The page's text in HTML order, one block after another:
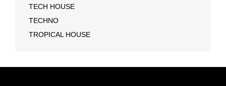
TECH HOUSE
TECHNO
TROPICAL HOUSE